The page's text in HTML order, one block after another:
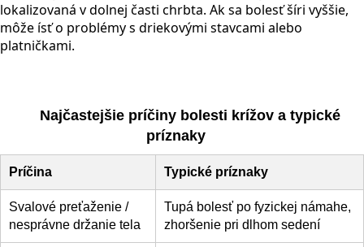
lokalizovaná v dolnej časti chrbta. Ak sa bolesť šíri vyššie,
môže ísť o problémy s driekovými stavcami alebo
platničkami.
Najčastejšie príčiny bolesti krížov a typické
príznaky
Príčina Typické príznaky
Svalové preťaženie /
nesprávne držanie tela
Tupá bolesť po fyzickej námahe,
zhoršenie pri dlhom sedení